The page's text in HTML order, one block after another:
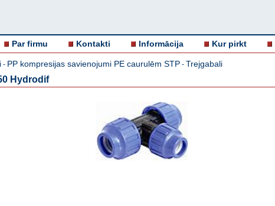
Par firmu Kontakti Informācija Kur pirkt
- PP kompresijas savienojumi PE caurulēm STP - Trejgabali
Hydrodif